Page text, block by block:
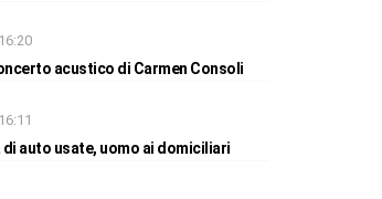
acustico di Carmen Consoli
auto usate, uomo ai domiciliari